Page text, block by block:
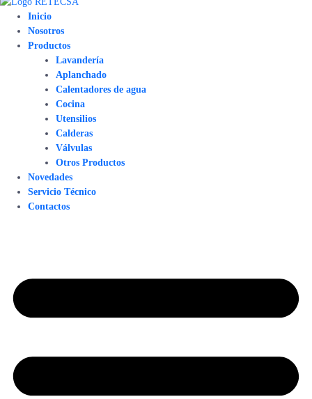
Inicio
Nosotros
Productos
Lavandería
Aplanchado
Calentadores de agua
Cocina
Utensilios
Calderas
Válvulas
Otros Productos
Novedades
Servicio Técnico
Contactos